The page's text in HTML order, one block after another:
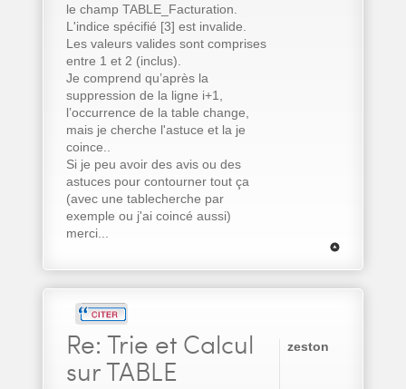
le champ TABLE_Facturation.
L'indice spécifié [3] est invalide.
Les valeurs valides sont comprises
entre 1 et 2 (inclus).
Je comprend qu’après la
suppression de la ligne i+1,
l’occurrence de la table change,
mais je cherche l'astuce et la je
coince..
Si je peu avoir des avis ou des
astuces pour contourner tout ça
(avec une tablecherche par
exemple ou j'ai coincé aussi)
merci...
Re: Trie et Calcul
sur TABLE
zeston